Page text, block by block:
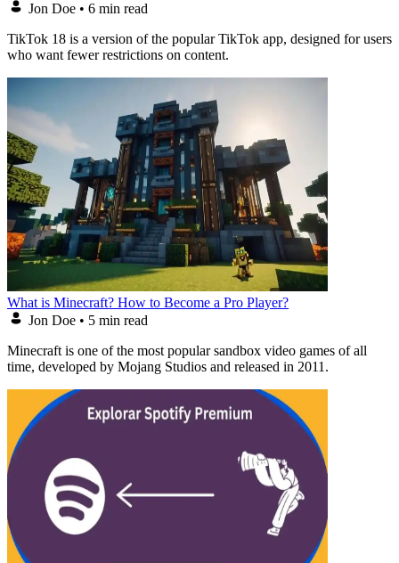
Jon Doe • 6 min read
TikTok 18 is a version of the popular TikTok app, designed for users
who want fewer restrictions on content.
What is Minecraft? How to Become a Pro Player?
Jon Doe • 5 min read
Minecraft is one of the most popular sandbox video games of all
time, developed by Mojang Studios and released in 2011.